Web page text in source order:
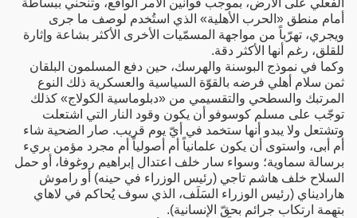
الفعلي على الأرض، بموجب قوانين الأمر الواقع، وتنحني ببساطة
أمام منطق «الحرب الأهلية» الذي استُخدم لوصف ما جرى
ويجري، تهرّباً من مواجهة المسمّيات الأخرى الأكثر بشاعة وإثارة
للقلق، رغم أنها الأكثر دقة.
وكما في نموذج البوسنة والهرسك، حين دفع المسلمون البلقان
ثمن سلام أهلي فرضه بالقوّة السياسية والعسكرية ذلك النوع
المرتبك والسطحي والتقسيمي من «دبلوماسية الكولاج» كذلك
توجّب على مسلم كوسوفو أن يكون وقود النار التي اشتعلت
وتشتعل ولا يبدو أنها ستخمد في أيّ يوم قريب. صار الضحية شاء
أم أبى، واستوى أن يكون علمانياً أم أصولياً أم مجرد مؤمن بريء
برسالة سماوية؛ وسواء سار خلف اعتدال إبراهيم روغوفا، أو حمل
السلاح خلف هاشم تاجي (رئيس الوزراء في حينه) أو راموش
هاراديناي (رئيس الوزراء السَلَف، الذي سوف يُحاكم في لاهاي
بتهمة ارتكاب جرائم بحقّ الإنسانية).